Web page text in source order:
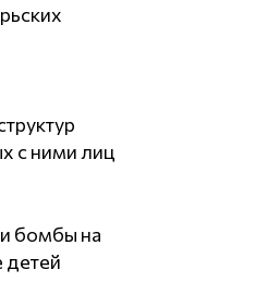
с ними лиц
бомбы на